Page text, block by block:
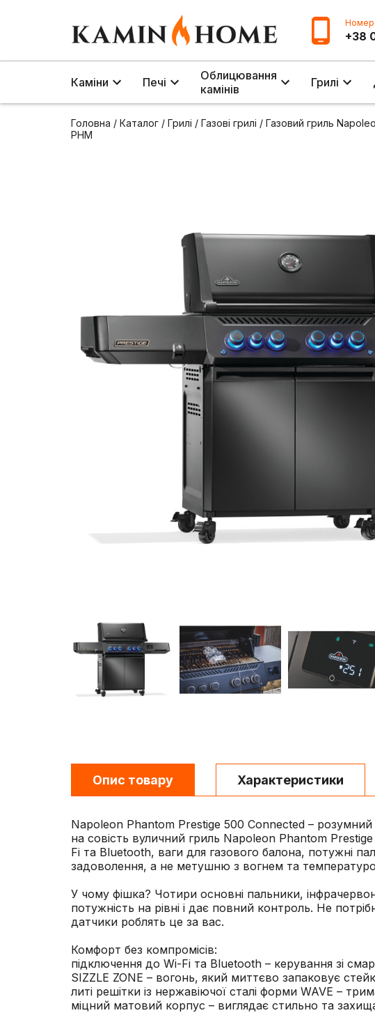
Номер
+38
Каміни Печі
Облицювання
камінів
Грилі
Головна / Каталог / Грилі / Газові грилі / Газовий гриль
PHM
Опис товару Характеристики
Napoleon Phantom Prestige 500 Connected –
на совість вуличний гриль Napoleon Phantom
Fi та Bluetooth, ваги для газового балона, потужні
задоволення, а не метушню з вогнем та
У чому фішка? Чотири основні пальники,
потужність на рівні і дає повний контроль. Не
датчики роблять це за вас.
Комфорт без компромісів:
підключення до Wi-Fi та Bluetooth – керування зі
SIZZLE ZONE – вогонь, який миттєво запаковує
литі решітки із нержавіючої сталі форми WAVE –
міцний матовий корпус – виглядає стильно та